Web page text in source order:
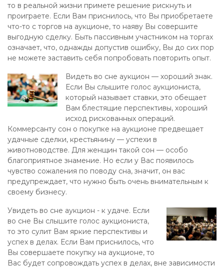
то в реальной жизни примете решение рискнуть и
проиграете. Если Вам приснилось, что Вы приобретаете
что-то с торгов на аукционе, то наяву Вы совершите
выгодную сделку. Быть пассивным участником на торгах
означает, что, однажды допустив ошибку, Вы до сих пор
не можете заставить себя попробовать повторить опыт.
Видеть во сне аукцион — хороший знак.
Если Вы слышите голос аукциониста,
который называет ставки, это обещает
Вам блестящие перспективы, хороший
исход рискованных операций.
Коммерсанту сон о покупке на аукционе предвещает
удачные сделки, крестьянину — успехи в
животноводстве. Для женщин такой сон — особо
благоприятное знамение. Но если у Вас появилось
чувство сожаления по поводу сна, значит, он вас
предупреждает, что нужно быть очень внимательным к
своему бизнесу.
Увидеть во сне аукцион - к удаче. Если
во сне Вы слышите голос аукциониста,
то это сулит Вам яркие перспективы и
успех в делах. Если Вам приснилось, что
Вы совершаете покупку на аукционе, то
Вас будет сопровождать успех в делах, вне зависимости